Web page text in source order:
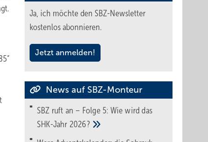
Ja, ich möchte den SBZ-Newsletter
kostenlos abonnieren.
Jetzt anmelden!
News auf SBZ-Monteur
SBZ ruft an – Folge 5: Wie wird das
SHK-Jahr 2026?